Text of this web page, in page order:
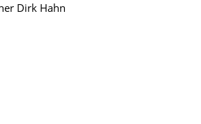
Dirk Hahn